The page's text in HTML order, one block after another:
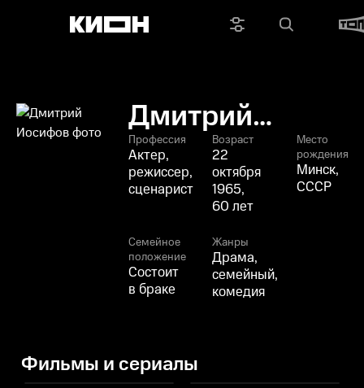
Дмитрий
Иосифов
Профессия
Актер,
режиссер,
сценарист
Возраст
22
октября
1965,
60 лет
Место
рождения
Минск,
СССР
Семейное
положение
Состоит
в браке
Жанры
Драма,
семейный,
комедия
Фильмы и сериалы